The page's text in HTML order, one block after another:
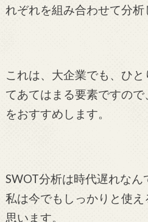
れぞれを組み合わせて分析
これは、大企業でも、ひ
てあてはまる要素ですの
をおすすめします。
SWOT分析は時代遅れなん
私は今でもしっかりと使え
思います。